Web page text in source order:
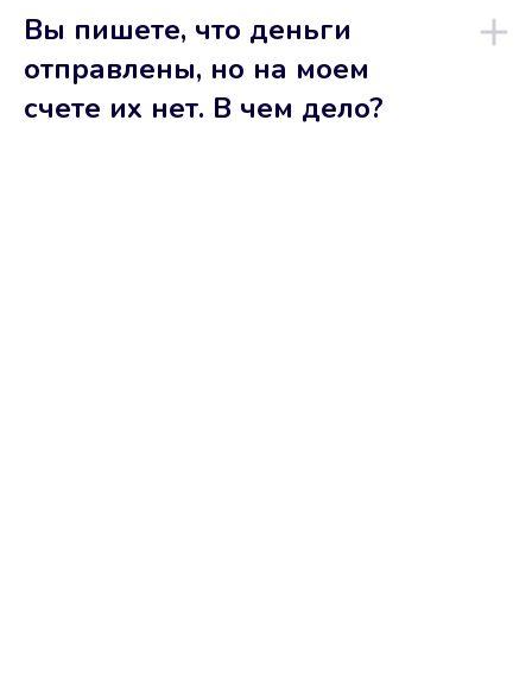
Вы пишете, что деньги
отправлены, но на моем
счете их нет. В чем дело?